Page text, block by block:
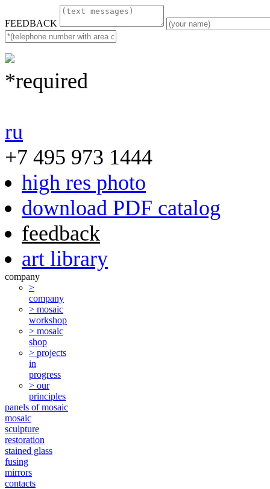
FEEDBACK
*required
ru
+7 495 973 1444
high res photo
download PDF catalog
feedback
art library
company
>
company
> mosaic
workshop
> mosaic
shop
> projects
in
progress
> our
principles
panels of mosaic
mosaic
sculpture
restoration
stained glass
fusing
mirrors
contacts